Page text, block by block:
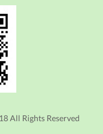
All Rights Reserved